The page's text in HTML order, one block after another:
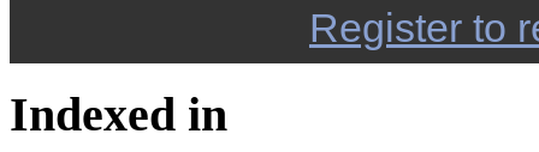
Register to
Indexed in